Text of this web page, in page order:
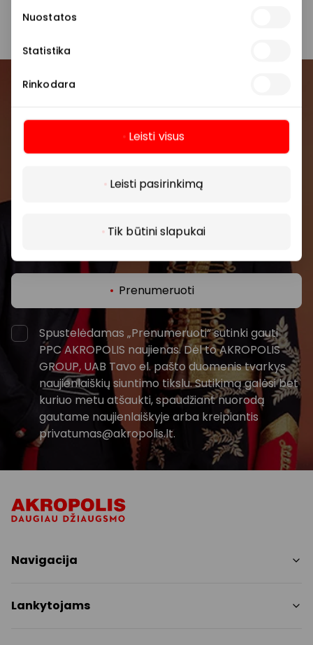
Nuostatos
Statistika
Rinkodara
Leisti visus
Leisti pasirinkimą
Tik būtini slapukai
parduotuvę ar paslaugų teikimo vietą.
bendruomenės
Pirmieji sužinokite apie geriausius pasiūlymus,
prekybos centro.
Prenumeruoti
Spustelėdamas „Prenumeruoti“ sutinki gauti
PPC AKROPOLIS naujienas. Dėl to AKROPOLIS
GROUP, UAB Tavo el. pašto duomenis tvarkys
naujienlaiškių siuntimo tikslu. Sutikimą galėsi bet
kuriuo metu atšaukti, spaudžiant nuorodą
gautame naujienlaiškyje arba kreipiantis
privatumas@akropolis.lt.
Daugiau
Navigacija
Paslaugos
Lankytojams